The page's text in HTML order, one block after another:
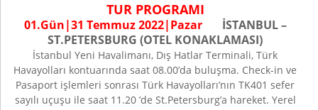
TUR PROGRAMI
01.Gün|31 Temmuz2022|Pazar
İSTANBUL ­–
ST.PETERSBURG (OTEL KONAKLAMASI)
İstanbul Yeni Havalimanı, Dış Hatlar Terminali, Türk
Havayolları kontuarında saat 08.00’da buluşma. Check-in ve
Pasaport işlemleri sonrası Türk Havayolları’nın TK401 sefer
sayılı uçuşu ile saat 11.20 ’de St.Petersburg’a hareket. Yerel